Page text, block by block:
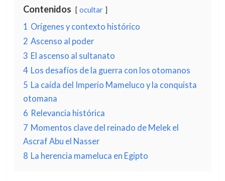
Contenidos ocultar
1 Orígenes y contexto histórico
2 Ascenso al poder
3 El ascenso al sultanato
4 Los desafíos de la guerra con los otomanos
5 La caída del Imperio Mameluco y la conquista
otomana
6 Relevancia histórica
7 Momentos clave del reinado de Melek el
Ascraf Abu el Nasser
8 La herencia mameluca en Egipto